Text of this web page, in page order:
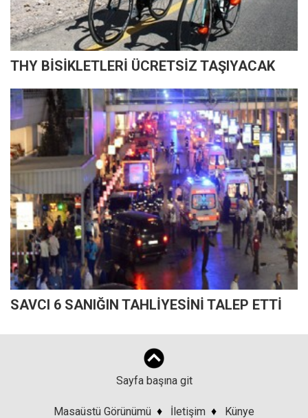
THY BİSİKLETLERİ ÜCRETSİZ TAŞIYACAK
SAVCI 6 SANIĞIN TAHLİYESİNİ TALEP ETTİ
Sayfa başına git
Masaüstü Görünümü ♦ İletişim ♦ Künye